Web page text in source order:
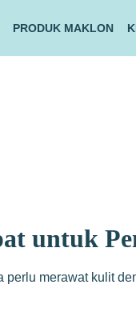
PRODUK MAKLON
untuk
merawat kulit